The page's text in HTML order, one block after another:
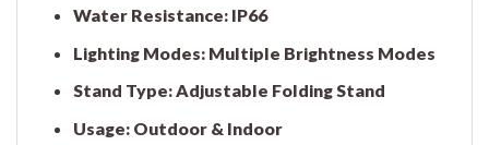
Water Resistance:IP66
Lighting Modes:Multiple Brightness Modes
Stand Type:Adjustable Folding Stand
Usage:Outdoor & Indoor